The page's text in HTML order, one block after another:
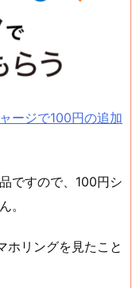
ージで100円の追加
ですので、100円シ
。
ホリングを見たこと